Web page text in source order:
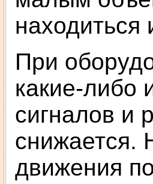
При
какие-либо
сигналов и
снижается.
движения